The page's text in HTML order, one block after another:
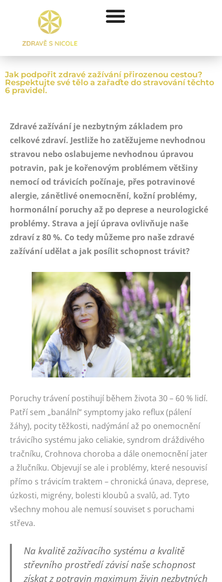
Jak podpořit zdravé zažívání přirozenou cestou?
Respektujte své tělo a zařaďte do stravování těchto
6 pravidel.
Zdravé zažívání je nezbytným základem pro
celkové zdraví. Jestliže ho zatěžujeme nevhodnou
stravou nebo oslabujeme nevhodnou úpravou
potravin, pak je kořenovým problémem většiny
nemocí od trávicích počínaje, přes potravinové
alergie, zánětlivé onemocnění, kožní problémy,
hormonální poruchy až po deprese a neurologické
problémy. Strava a její úprava ovlivňuje naše
zdraví z 80 %. Co tedy můžeme pro naše zdravé
zažívání udělat a jak posílit schopnost trávit?
Poruchy trávení postihují během života 30 – 60 % lidí.
Patří sem „banální“ symptomy jako reflux (pálení
žáhy), pocity těžkosti, nadýmání až po onemocnění
trávicího systému jako celiakie, syndrom dráždivého
tračníku, Crohnova choroba a dále onemocnění jater
a žlučníku. Objevují se ale i problémy, které nesouvisí
přímo s trávicím traktem – chronická únava, deprese,
úzkosti, migrény, bolesti kloubů a svalů, ad. Tyto
všechny mohou ale nemusí souviset s poruchami
střeva.
Na kvalitě zažívacího systému a kvalitě
střevního prostředí závisí naše schopnost
získat z potravin maximum živin nezbytných